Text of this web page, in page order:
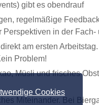
Cookies
gibt es obendrauf
regelmäßige
in der
am ersten
Problem!
Müsli und frisches
Miteinander. Bei